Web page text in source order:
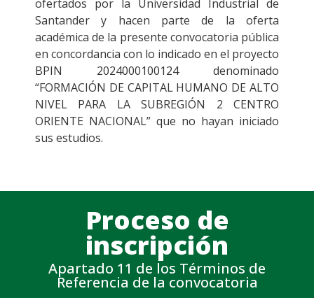
ofertados por la Universidad Industrial de
Santander y hacen parte de la oferta
académica de la presente convocatoria pública
en concordancia con lo indicado en el proyecto
BPIN 2024000100124 denominado
“FORMACIÓN DE CAPITAL HUMANO DE ALTO
NIVEL PARA LA SUBREGIÓN 2 CENTRO
ORIENTE NACIONAL” que no hayan iniciado
sus estudios.
Proceso de
inscripción
Apartado 11 de los Términos de
Referencia de la convocatoria